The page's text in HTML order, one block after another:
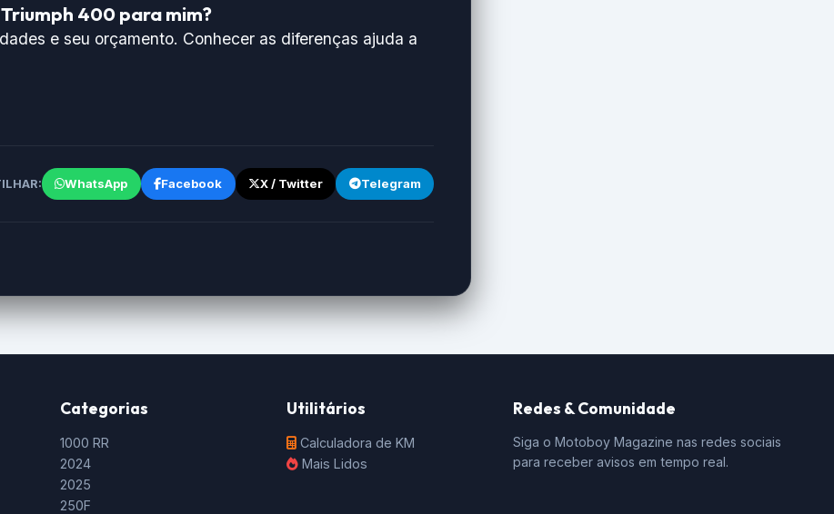
400 para mim?
e seu orçamento. Conhecer as diferenças ajuda a
WhatsApp Facebook X / Twitter Telegram
Categorias
1000 RR
2024
2025
250F
Utilitários
Calculadora de KM
Mais Lidos
Redes & Comunidade
Siga o Motoboy Magazine nas redes sociais
para receber avisos em tempo real.